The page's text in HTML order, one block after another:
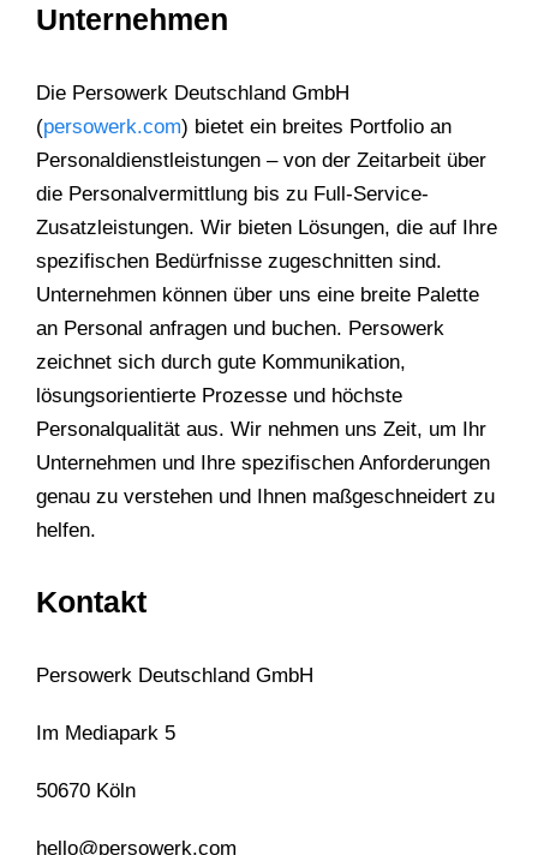
Unternehmen
Die Persowerk Deutschland GmbH
(persowerk.com) bietet ein breites Portfolio an
Personaldienstleistungen – von der Zeitarbeit über
die Personalvermittlung bis zu Full-Service-
Zusatzleistungen. Wir bieten Lösungen, die auf Ihre
spezifischen Bedürfnisse zugeschnitten sind.
Unternehmen können über uns eine breite Palette
an Personal anfragen und buchen. Persowerk
zeichnet sich durch gute Kommunikation,
lösungsorientierte Prozesse und höchste
Personalqualität aus. Wir nehmen uns Zeit, um Ihr
Unternehmen und Ihre spezifischen Anforderungen
genau zu verstehen und Ihnen maßgeschneidert zu
helfen.
Kontakt
Persowerk Deutschland GmbH
Im Mediapark 5
50670 Köln
hello@persowerk.com